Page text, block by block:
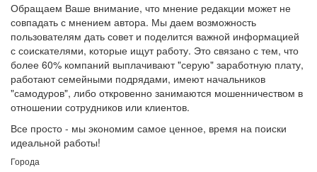
Обращаем Ваше внимание, что мнение редакции может не
совпадать с мнением автора. Мы даем возможность
пользователям дать совет и поделится важной информацией
с соискателями, которые ищут работу. Это связано с тем, что
более 60% компаний выплачивают "серую" заработную плату,
работают семейными подрядами, имеют начальников
"самодуров", либо откровенно занимаются мошенничеством в
отношении сотрудников или клиентов.
Все просто - мы экономим самое ценное, время на поиски
идеальной работы!
Города